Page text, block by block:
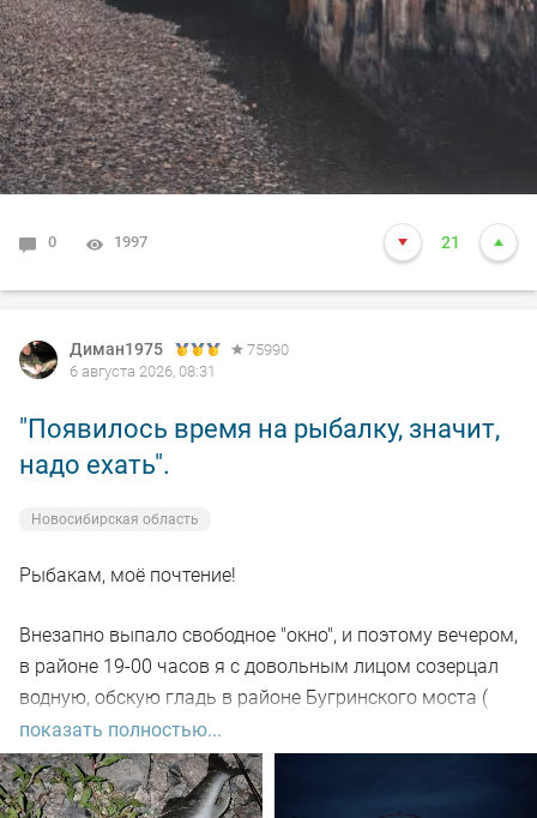
0 1997 21
Диман1975
75990
6 августа 2026, 08:31
"Появилось время на рыбалку, значит,
надо ехать".
Новосибирская область
Рыбакам, моё почтение!
Внезапно выпало свободное "окно", и поэтому вечером,
в районе 19-00 часов я с довольным лицом созерцал
водную, обскую гладь в районе Бугринского моста (
правый берег).
Отдыхающего люда просто тьма, и на берегу ,и на
показать полностью...